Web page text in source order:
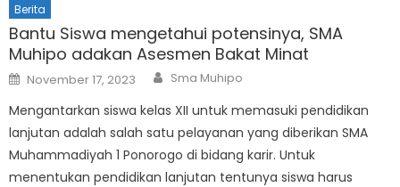
Berita
Bantu Siswa mengetahui potensinya, SMA
Muhipo adakan Asesmen Bakat Minat
Posted
on
November 17, 2023 Author
Sma Muhipo
Mengantarkan siswa kelas XII untuk memasuki pendidikan
lanjutan adalah salah satu pelayanan yang diberikan SMA
Muhammadiyah 1 Ponorogo di bidang karir. Untuk
menentukan pendidikan lanjutan tentunya siswa harus